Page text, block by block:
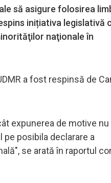
să asigure folosirea
inițiativa legislativă
naţionale în
a fost respinsă de
expunerea de motive
posibila declarare a
se arată în raportul